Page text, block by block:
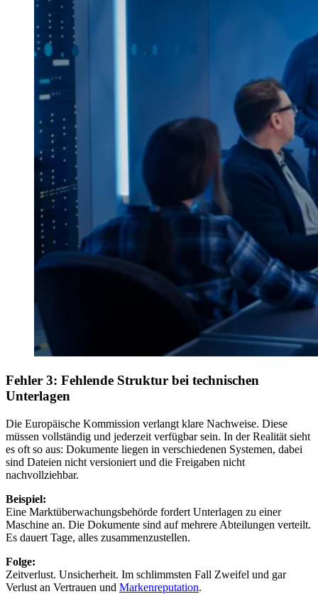
Fehler 3: Fehlende Struktur bei technischen
Unterlagen
Die Europäische Kommission verlangt klare Nachweise. Diese
müssen vollständig und jederzeit verfügbar sein. In der Realität sieht
es oft so aus: Dokumente liegen in verschiedenen Systemen, dabei
sind Dateien nicht versioniert und die Freigaben nicht
nachvollziehbar.
Beispiel:
Eine Marktüberwachungsbehörde fordert Unterlagen zu einer
Maschine an. Die Dokumente sind auf mehrere Abteilungen verteilt.
Es dauert Tage, alles zusammenzustellen.
Folge:
Zeitverlust. Unsicherheit. Im schlimmsten Fall Zweifel und gar
Verlust an Vertrauen und Markenreputation.